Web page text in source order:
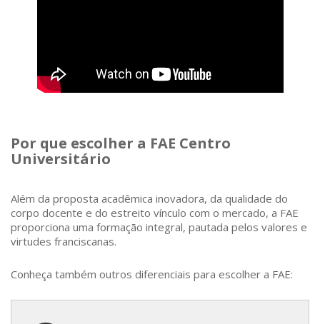
Por que escolher a FAE Centro
Universitário
Além da proposta acadêmica inovadora, da qualidade do
corpo docente e do estreito vínculo com o mercado, a FAE
proporciona uma formação integral, pautada pelos valores e
virtudes franciscanas.
Conheça também outros diferenciais para escolher a FAE: